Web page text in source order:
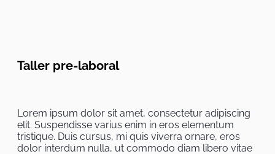
Taller pre-laboral
Lorem ipsum dolor sit amet, consectetur adipiscing
elit. Suspendisse varius enim in eros elementum
tristique. Duis cursus, mi quis viverra ornare, eros
dolor interdum nulla, ut commodo diam libero vitae